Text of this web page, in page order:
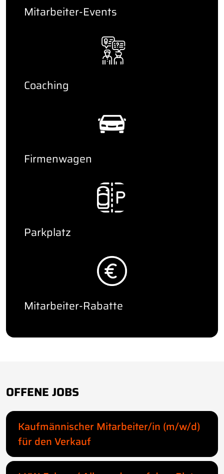
Mitarbeiter-Events
Coaching
Firmenwagen
Parkplatz
Mitarbeiter-Rabatte
OFFENE JOBS
Kaufmännischer Mitarbeiter/in (m/w/d)
für den Verkauf